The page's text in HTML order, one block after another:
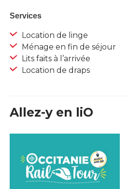
Services
Location de linge
Ménage en fin de séjour
Lits faits à l’arrivée
Location de draps
Allez-y en liO